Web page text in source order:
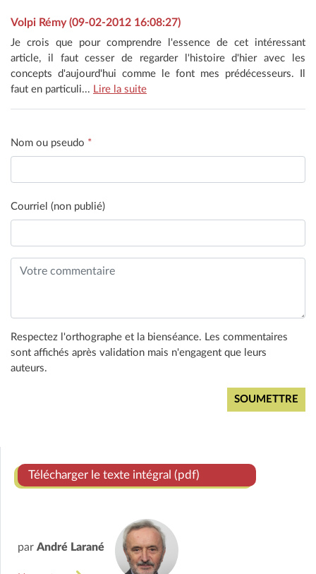
Volpi Rémy (09-02-2012 16:08:27)
Je crois que pour comprendre l'essence de cet intéressant
article, il faut cesser de regarder l'histoire d'hier avec les
concepts d'aujourd'hui comme le font mes prédécesseurs. Il
faut en particuli... Lire la suite
Nom ou pseudo *
Courriel (non publié)
Respectez l'orthographe et la bienséance. Les commentaires
sont affichés après validation mais n'engagent que leurs
auteurs.
Télécharger le texte intégral (pdf)
par André Larané